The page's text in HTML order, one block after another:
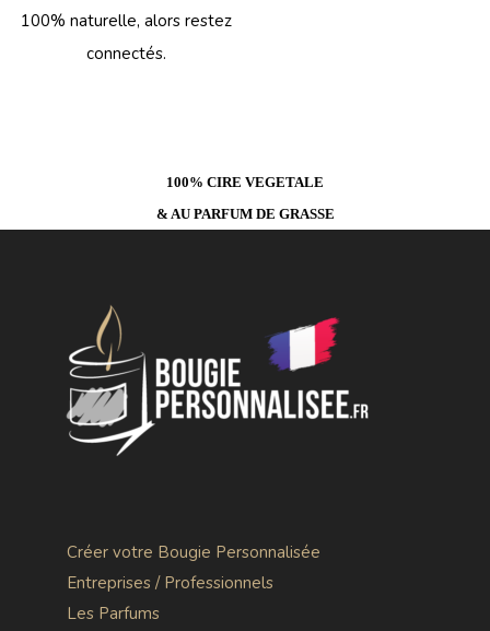
100% naturelle, alors restez
connectés.
100% CIRE VEGETALE
& AU PARFUM DE GRASSE
Créer votre Bougie Personnalisée
Entreprises / Professionnels
Les Parfums